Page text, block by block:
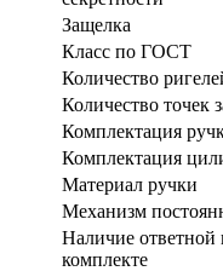
Защелка
Класс по ГОСТ
Количество
Количество точек
Комплектация
Комплектация
Материал ручки
Механизм
Наличие ответной
комплекте